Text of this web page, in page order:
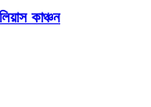
কাঞ্চন